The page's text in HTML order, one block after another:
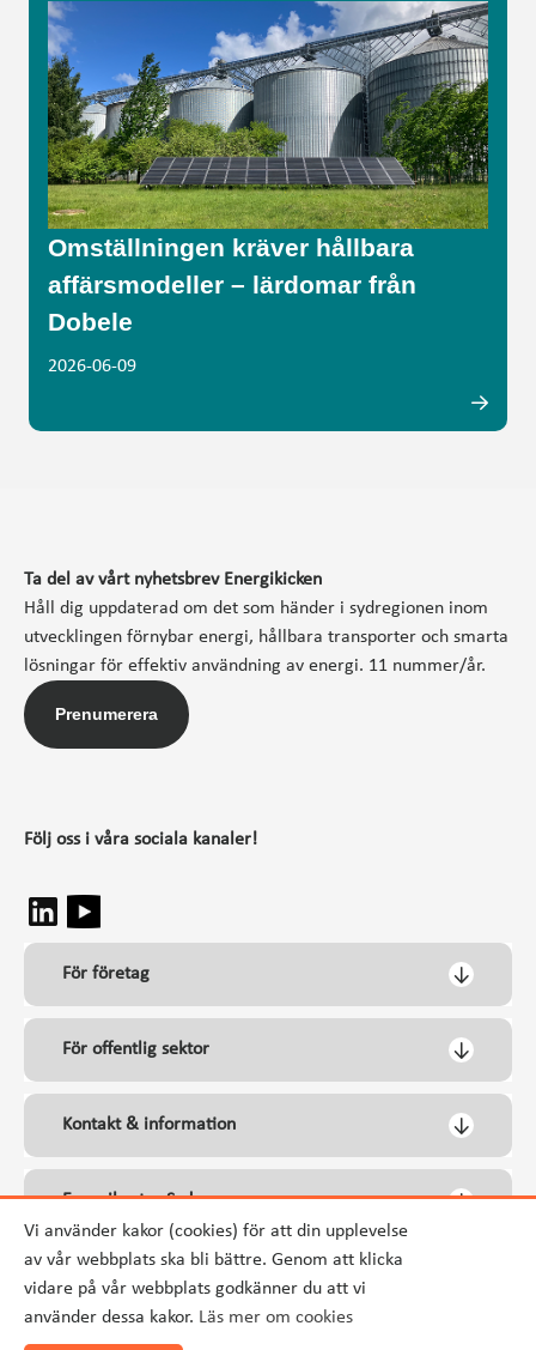
Vi använder kakor (cookies) för att din upplevelse
av vår webbplats ska bli bättre. Genom att klicka
vidare på vår webbplats godkänner du att vi
använder dessa kakor. Läs mer om cookies
Omställningen kräver hållbara
affärsmodeller – lärdomar från
Dobele
2026-06-09
Ta del av vårt nyhetsbrev Energikicken
Håll dig uppdaterad om det som händer i sydregionen inom
utvecklingen förnybar energi, hållbara transporter och smarta
lösningar för effektiv användning av energi. 11 nummer/år.
Prenumerera
Följ oss i våra sociala kanaler!
För företag
För offentlig sektor
Kontakt & information
Energikontor Syd